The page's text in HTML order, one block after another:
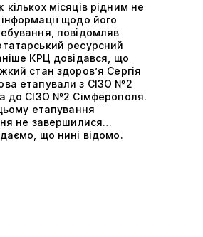
місяців рідним не
щодо його
повідомляв
ресурсний
КРЦ довідався, що
стан здоров’я Сергія
етапували з СІЗО №2
до СІЗО №2 Сімферополя.
етапування
не завершилися…
що нині відомо.